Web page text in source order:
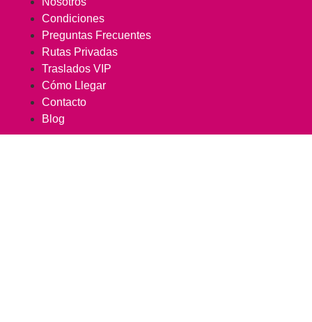
Condiciones
Preguntas Frecuentes
Rutas Privadas
Traslados VIP
Cómo Llegar
Contacto
Blog